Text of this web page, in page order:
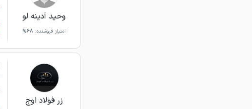
وحید آدینه لو
امتیاز فروشنده: 68%
زر فولاد اوج